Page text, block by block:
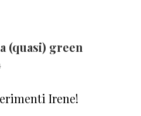
(quasi) green
Irene!